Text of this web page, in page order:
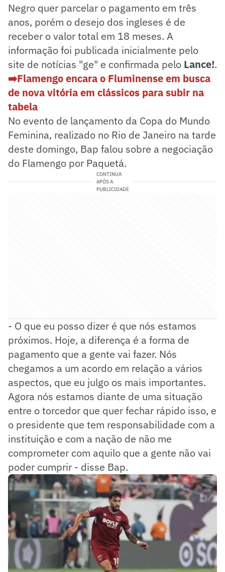
Negro quer parcelar o pagamento em três
anos, porém o desejo dos ingleses é de
receber o valor total em 18 meses. A
informação foi publicada inicialmente pelo
site de notícias "ge" e confirmada pelo Lance!.
➡️Flamengo encara o Fluminense em busca
de nova vitória em clássicos para subir na
tabela
No evento de lançamento da Copa do Mundo
Feminina, realizado no Rio de Janeiro na tarde
deste domingo, Bap falou sobre a negociação
do Flamengo por Paquetá.
CONTINUA
APÓS A
PUBLICIDADE
- O que eu posso dizer é que nós estamos
próximos. Hoje, a diferença é a forma de
pagamento que a gente vai fazer. Nós
chegamos a um acordo em relação a vários
aspectos, que eu julgo os mais importantes.
Agora nós estamos diante de uma situação
entre o torcedor que quer fechar rápido isso, e
o presidente que tem responsabilidade com a
instituição e com a nação de não me
comprometer com aquilo que a gente não vai
poder cumprir - disse Bap.